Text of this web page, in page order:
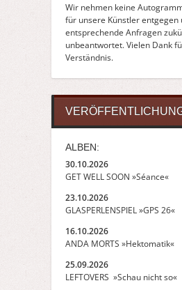
Wir nehmen keine
für unsere Künstler entgegen
entsprechende Anfragen
unbeantwortet. Vielen Dank
Verständnis.
ALBEN:
30.10.2026
GET WELL SOON »Séance«
23.10.2026
GLASPERLENSPIEL »GPS 26«
16.10.2026
ANDA MORTS »Hektomatik«
25.09.2026
LEFTOVERS »Schau nicht so«